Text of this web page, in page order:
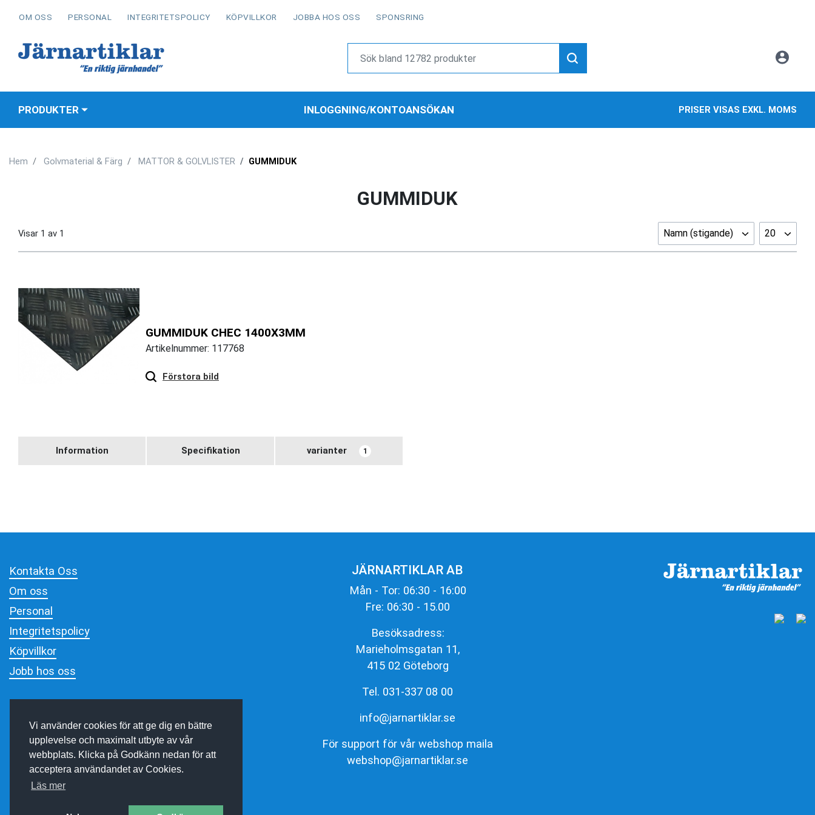
Vi använder cookies för att ge dig en bättre
upplevelse och maximalt utbyte av vår
webbplats. Klicka på Godkänn nedan för att
acceptera användandet av Cookies.
Läs mer
OM OSS PERSONAL INTEGRITETSPOLICY KÖPVILLKOR JOBBA HOS OSS SPONSRING
PRODUKTER INLOGGNING/KONTOANSÖKAN PRISER VISAS EXKL. MOMS
Hem Golvmaterial & Färg MATTOR & GOLVLISTER GUMMIDUK
GUMMIDUK
Visar 1 av 1 Namn (stigande) 20
GUMMIDUK CHEC 1400X3MM
Artikelnummer: 117768
Förstora bild
Information Specifikation varianter 1
Kontakta Oss
Om oss
Personal
Integritetspolicy
Köpvillkor
Jobb hos oss
JÄRNARTIKLAR AB
Mån - Tor: 06:30 - 16:00
Fre: 06:30 - 15.00
Besöksadress:
Marieholmsgatan 11,
415 02 Göteborg
Tel. 031-337 08 00
info@jarnartiklar.se
För support för vår webshop maila
webshop@jarnartiklar.se